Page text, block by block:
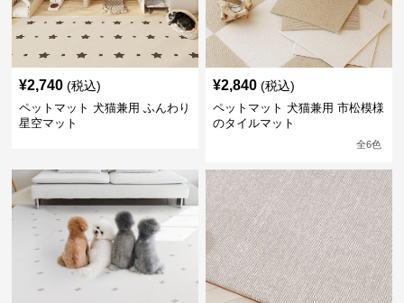
¥2,740 (税込)
ペットマット 犬猫兼用 ふんわり
星空マット
¥2,840 (税込)
ペットマット 犬猫兼用 市松模様
のタイルマット
全6色